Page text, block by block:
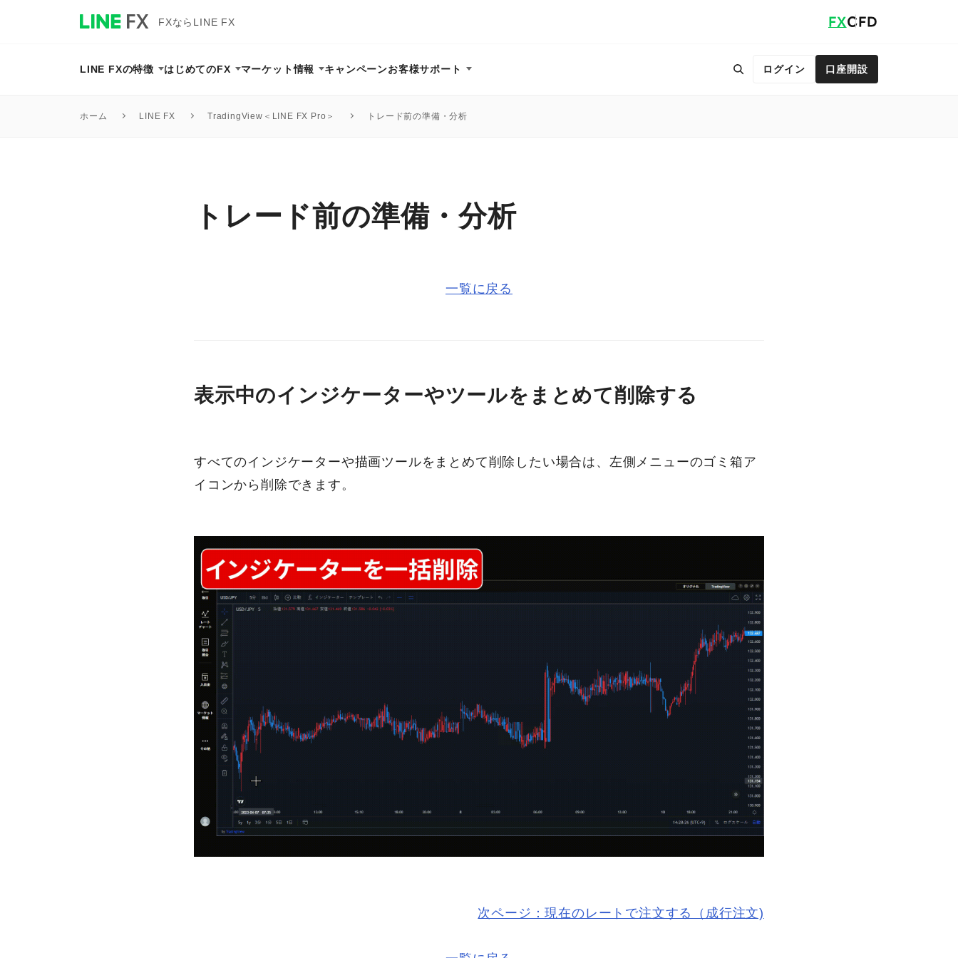
FXならLINE FX FXCFD
LINE FXの特徴 はじめてのFX マーケット情報 キャンペーンお客様サポート ログイン 口座開設
ホーム LINE FX TradingView＜LINE FX Pro＞ トレード前の準備・分析
トレード前の準備・分析
一覧に戻る
表示中のインジケーターやツールをまとめて削除する
すべてのインジケーターや描画ツールをまとめて削除したい場合は、左側メニューのゴミ箱ア
イコンから削除できます。
次ページ：現在のレートで注文する（成行注文)